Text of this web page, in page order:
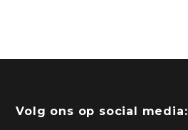
Volg ons op social media: